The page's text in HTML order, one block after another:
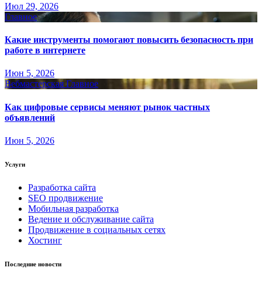
Июл 29, 2026
Главное
Какие инструменты помогают повысить безопасность при
работе в интернете
Июн 5, 2026
Вебмастерская Главное
Как цифровые сервисы меняют рынок частных
объявлений
Июн 5, 2026
Услуги
Разработка сайта
SEO продвижение
Мобильная разработка
Ведение и обслуживание сайта
Продвижение в социальных сетях
Хостинг
Последние новости